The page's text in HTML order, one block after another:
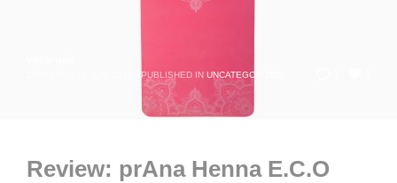
PUBLISHED IN UNCATEGORIZED
Review: prAna Henna E.C.O